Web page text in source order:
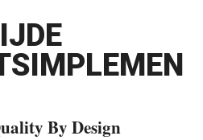
By Design